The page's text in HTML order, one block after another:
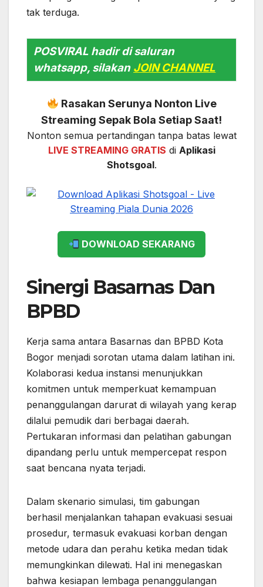
tak terduga.
POSVIRAL hadir di saluran
whatsapp, silakan JOIN CHANNEL
Rasakan Serunya Nonton Live
Streaming Sepak Bola Setiap Saat!
Nonton semua pertandingan tanpa batas lewat
LIVE STREAMING GRATIS di Aplikasi
Shotsgoal.
DOWNLOAD SEKARANG
Sinergi Basarnas Dan
BPBD
Kerja sama antara Basarnas dan BPBD Kota
Bogor menjadi sorotan utama dalam latihan ini.
Kolaborasi kedua instansi menunjukkan
komitmen untuk memperkuat kemampuan
penanggulangan darurat di wilayah yang kerap
dilalui pemudik dari berbagai daerah.
Pertukaran informasi dan pelatihan gabungan
dipandang perlu untuk mempercepat respon
saat bencana nyata terjadi.
Dalam skenario simulasi, tim gabungan
berhasil menjalankan tahapan evakuasi sesuai
prosedur, termasuk evakuasi korban dengan
metode udara dan perahu ketika medan tidak
memungkinkan dilewati. Hal ini menegaskan
bahwa kesiapan lembaga penanggulangan